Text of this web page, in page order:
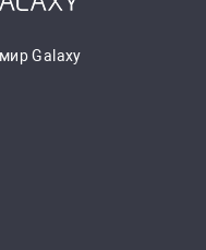
Galaxy